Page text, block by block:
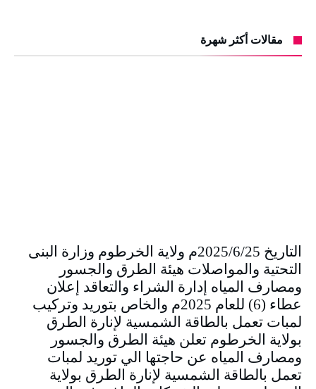
مقالات أكثر شهرة
التاريخ 2025/6/25م ولاية الخرطوم وزارة البنى
التحتية والمواصلات هيئة الطرق والجسور
ومصارف المياه إدارة الشراء والتعاقد إعلان
عطاء (6) للعام 2025م والخاص بتوريد وتركيب
لمبات تعمل بالطاقة الشمسية لإنارة الطرق
بولاية الخرطوم تعلن هيئة الطرق والجسور
ومصارف المياه عن حاجتها الي توريد لمبات
تعمل بالطاقة الشمسية لإنارة الطرق بولاية